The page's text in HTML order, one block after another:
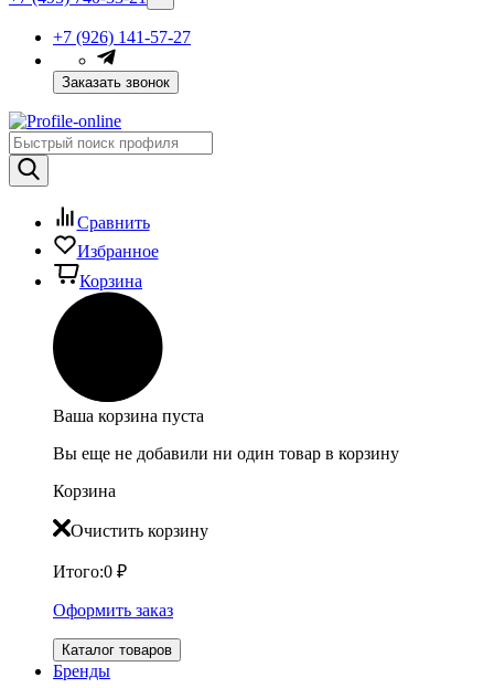
+7 (926) 141-57-27
Заказать звонок
Сравнить
Избранное
Корзина
Ваша корзина пуста
Вы еще не добавили ни один товар в корзину
Корзина
Очистить корзину
Итого:0 ₽
Оформить заказ
Каталог товаров
Бренды